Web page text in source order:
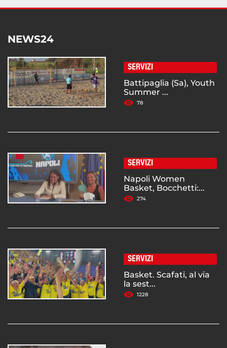
NEWS24
SERVIZI
Battipaglia (Sa), Youth
Summer ...
78
SERVIZI
Napoli Women
Basket, Bocchetti:...
274
SERVIZI
Basket. Scafati, al via
la sest...
1228